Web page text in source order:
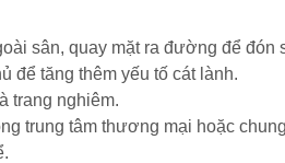
sân, quay mặt ra đường để đón
để tăng thêm yếu tố cát lành.
trang nghiêm.
trung tâm thương mại hoặc